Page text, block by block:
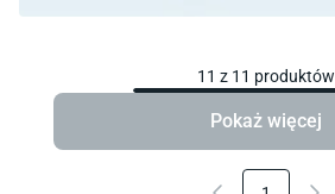
11 z 11 produktów
Pokaż więcej